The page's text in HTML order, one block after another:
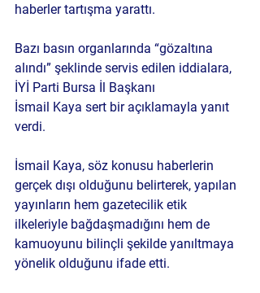
haberler tartışma yarattı.
Bazı basın organlarında “gözaltına
alındı” şeklinde servis edilen iddialara,
İYİ Parti Bursa İl Başkanı
İsmail Kaya sert bir açıklamayla yanıt
verdi.
İsmail Kaya, söz konusu haberlerin
gerçek dışı olduğunu belirterek, yapılan
yayınların hem gazetecilik etik
ilkeleriyle bağdaşmadığını hem de
kamuoyunu bilinçli şekilde yanıltmaya
yönelik olduğunu ifade etti.